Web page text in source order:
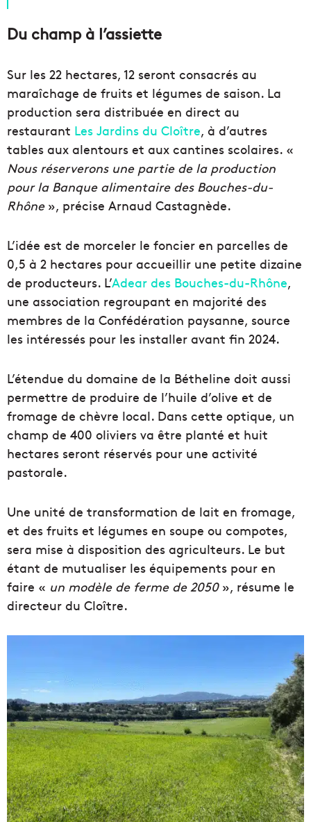
Du champ à l’assiette
Sur les 22 hectares, 12 seront consacrés au
maraîchage de fruits et légumes de saison. La
production sera distribuée en direct au
restaurant Les Jardins du Cloître, à d’autres
tables aux alentours et aux cantines scolaires. «
Nous réserverons une partie de la production
pour la Banque alimentaire des Bouches-du-
Rhône», précise Arnaud Castagnède.
L’idée est de morceler le foncier en parcelles de
0,5 à 2 hectares pour accueillir une petite dizaine
de producteurs. L’Adear des Bouches-du-Rhône,
une association regroupant en majorité des
membres de la Confédération paysanne, source
les intéressés pour les installer avant fin 2024.
L’étendue du domaine de la Bétheline doit aussi
permettre de produire de l’huile d’olive et de
fromage de chèvre local. Dans cette optique, un
champ de 400 oliviers va être planté et huit
hectares seront réservés pour une activité
pastorale.
Une unité de transformation de lait en fromage,
et des fruits et légumes en soupe ou compotes,
sera mise à disposition des agriculteurs. Le but
étant de mutualiser les équipements pour en
faire « un modèle de ferme de 2050 », résume le
directeur du Cloître.